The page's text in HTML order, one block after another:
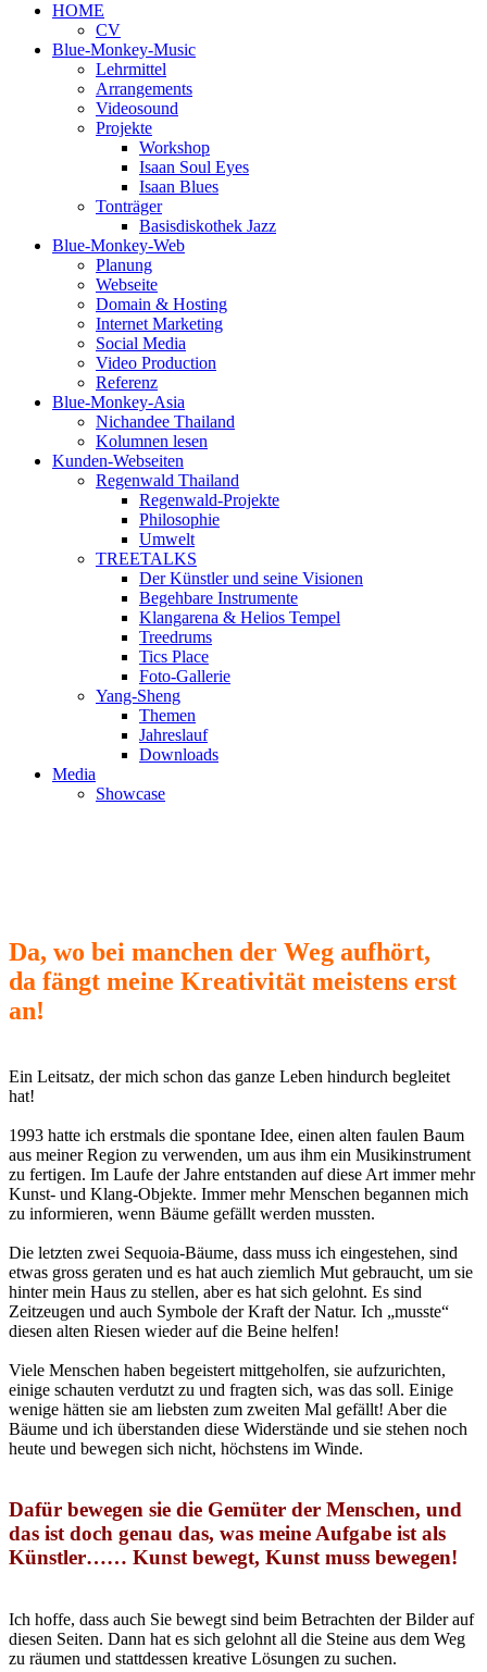
HOME
CV
Blue-Monkey-Music
Lehrmittel
Arrangements
Videosound
Projekte
Workshop
Isaan Soul Eyes
Isaan Blues
Tonträger
Basisdiskothek Jazz
Blue-Monkey-Web
Planung
Webseite
Domain & Hosting
Internet Marketing
Social Media
Video Production
Referenz
Blue-Monkey-Asia
Nichandee Thailand
Kolumnen lesen
Kunden-Webseiten
Regenwald Thailand
Regenwald-Projekte
Philosophie
Umwelt
TREETALKS
Der Künstler und seine Visionen
Begehbare Instrumente
Klangarena & Helios Tempel
Treedrums
Tics Place
Foto-Gallerie
Yang-Sheng
Themen
Jahreslauf
Downloads
Media
Showcase
Da, wo bei manchen der Weg aufhört,
da fängt meine Kreativität meistens erst
an!
Ein Leitsatz, der mich schon das ganze Leben hindurch begleitet
hat!
1993 hatte ich erstmals die spontane Idee, einen alten faulen Baum
aus meiner Region zu verwenden, um aus ihm ein Musikinstrument
zu fertigen. Im Laufe der Jahre entstanden auf diese Art immer mehr
Kunst- und Klang-Objekte. Immer mehr Menschen begannen mich
zu informieren, wenn Bäume gefällt werden mussten.
Die letzten zwei Sequoia-Bäume, dass muss ich eingestehen, sind
etwas gross geraten und es hat auch ziemlich Mut gebraucht, um sie
hinter mein Haus zu stellen, aber es hat sich gelohnt. Es sind
Zeitzeugen und auch Symbole der Kraft der Natur. Ich „musste“
diesen alten Riesen wieder auf die Beine helfen!
Viele Menschen haben begeistert mittgeholfen, sie aufzurichten,
einige schauten verdutzt zu und fragten sich, was das soll. Einige
wenige hätten sie am liebsten zum zweiten Mal gefällt! Aber die
Bäume und ich überstanden diese Widerstände und sie stehen noch
heute und bewegen sich nicht, höchstens im Winde.
Dafür bewegen sie die Gemüter der Menschen, und
das ist doch genau das, was meine Aufgabe ist als
Künstler…… Kunst bewegt, Kunst muss bewegen!
Ich hoffe, dass auch Sie bewegt sind beim Betrachten der Bilder auf
diesen Seiten. Dann hat es sich gelohnt all die Steine aus dem Weg
zu räumen und stattdessen kreative Lösungen zu suchen.